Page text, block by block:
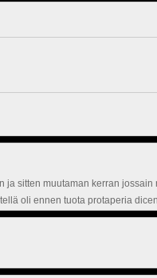
sitten muutaman kerran
oli ennen tuota protaperia